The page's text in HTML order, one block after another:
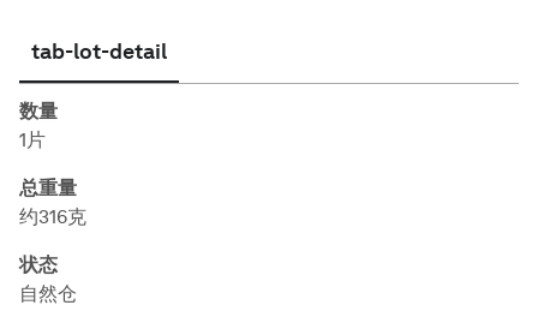
tab-lot-detail
数量
1片
总重量
约316克
状态
自然仓